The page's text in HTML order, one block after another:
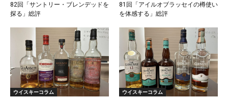
82回「サントリー・ブレンデッドを
探る」総評
81回「アイルオブラッセイの樽使い
を体感する」総評
ウイスキーコラム
ウイスキーコラム